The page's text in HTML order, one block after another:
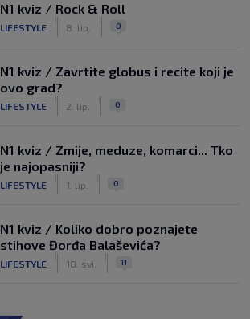
N1 kviz / Rock & Roll
LIFESTYLE 8. lip. 0
N1 kviz / Zavrtite globus i recite koji je
ovo grad?
LIFESTYLE 2. lip. 0
N1 kviz / Zmije, meduze, komarci... Tko
je najopasniji?
LIFESTYLE 1. lip. 0
N1 kviz / Koliko dobro poznajete
stihove Đorđa Balaševića?
LIFESTYLE 18. svi. 11